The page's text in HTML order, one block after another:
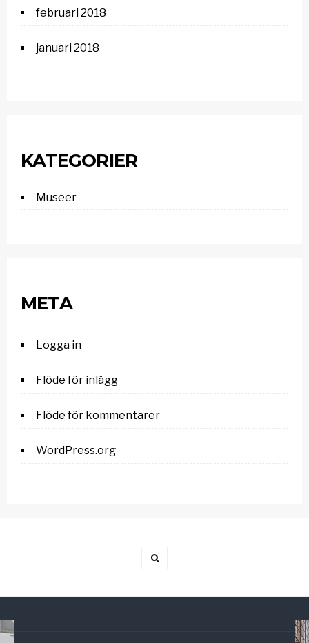
februari 2018
januari 2018
KATEGORIER
Museer
META
Logga in
Flöde för inlägg
Flöde för kommentarer
WordPress.org